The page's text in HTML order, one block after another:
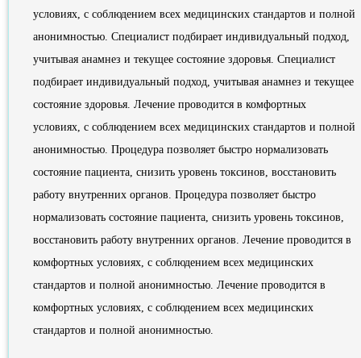
условиях, с соблюдением всех медицинских стандартов и полной
анонимностью. Специалист подбирает индивидуальный подход,
учитывая анамнез и текущее состояние здоровья. Специалист
подбирает индивидуальный подход, учитывая анамнез и текущее
состояние здоровья. Лечение проводится в комфортных
условиях, с соблюдением всех медицинских стандартов и полной
анонимностью. Процедура позволяет быстро нормализовать
состояние пациента, снизить уровень токсинов, восстановить
работу внутренних органов. Процедура позволяет быстро
нормализовать состояние пациента, снизить уровень токсинов,
восстановить работу внутренних органов. Лечение проводится в
комфортных условиях, с соблюдением всех медицинских
стандартов и полной анонимностью. Лечение проводится в
комфортных условиях, с соблюдением всех медицинских
стандартов и полной анонимностью.